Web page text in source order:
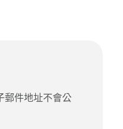
郵件地址不會公